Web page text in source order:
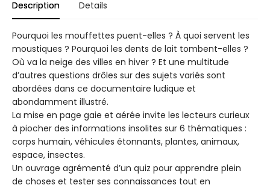
Description Details
Pourquoi les mouffettes puent-elles ? À quoi servent les
moustiques ? Pourquoi les dents de lait tombent-elles ?
Où va la neige des villes en hiver ? Et une multitude
d’autres questions drôles sur des sujets variés sont
abordées dans ce documentaire ludique et
abondamment illustré.
La mise en page gaie et aérée invite les lecteurs curieux
à piocher des informations insolites sur 6 thématiques :
corps humain, véhicules étonnants, plantes, animaux,
espace, insectes.
Un ouvrage agrémenté d’un quiz pour apprendre plein
de choses et tester ses connaissances tout en